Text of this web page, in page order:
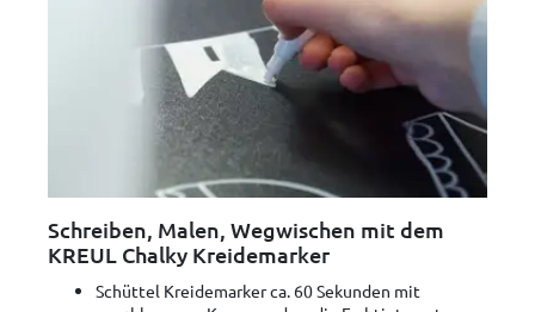
Schreiben, Malen, Wegwischen mit dem
KREUL Chalky Kreidemarker
Schüttel Kreidemarker ca. 60 Sekunden mit